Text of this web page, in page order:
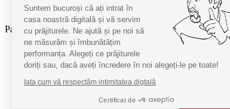
SAL ANPC
Parteneri:
Radio Guerilla
RSM Romania
Barrier România
KPMG
Suntem bucuroși că ați intrat în
casa noastră digitală și vă servim
cu prăjiturele. Ne ajută și pe noi să
ne măsurăm și îmbunătățim
performanța. Alegeți ce prăjiturele
doriți sau, dacă aveți încredere în noi alegeți-le pe toate!
Iata cum vă respectăm intimitatea digtală
Certificat de